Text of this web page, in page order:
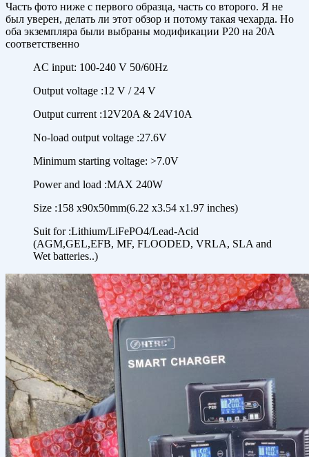
Часть фото ниже с первого образца, часть со второго. Я не
был уверен, делать ли этот обзор и потому такая чехарда. Но
оба экземпляра были выбраны модификации Р20 на 20А
соответственно
AC input: 100-240 V 50/60Hz
Output voltage :12 V / 24 V
Output current :12V20A & 24V10A
No-load output voltage :27.6V
Minimum starting voltage: >7.0V
Power and load :MAX 240W
Size :158 x90x50mm(6.22 x3.54 x1.97 inches)
Suit for :Lithium/LiFePO4/Lead-Acid
(AGM,GEL,EFB, MF, FLOODED, VRLA, SLA and
Wet batteries..)